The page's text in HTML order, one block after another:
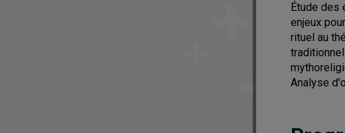
Étude des
enjeux
rituel au
Analyse